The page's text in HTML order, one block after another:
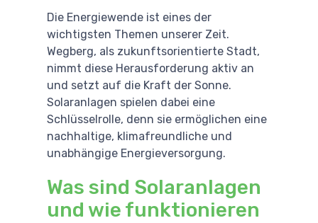
Die Energiewende ist eines der
wichtigsten Themen unserer Zeit.
Wegberg, als zukunftsorientierte Stadt,
nimmt diese Herausforderung aktiv an
und setzt auf die Kraft der Sonne.
Solaranlagen spielen dabei eine
Schlüsselrolle, denn sie ermöglichen eine
nachhaltige, klimafreundliche und
unabhängige Energieversorgung.
Was sind Solaranlagen
und wie funktionieren